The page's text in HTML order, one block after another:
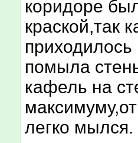
коридоре
краской,так
помыла
кафель на
легко мылся.